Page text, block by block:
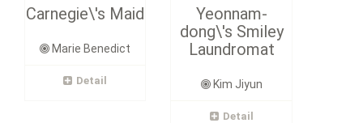
Carnegie\'s Maid
Marie Benedict
Detail
Yeonnam-
dong\'s Smiley
Laundromat
Kim Jiyun
Detail